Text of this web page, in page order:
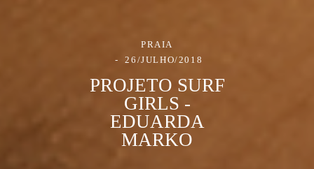
PRAIA
26/JULHO/2018
PROJETO SURF
GIRLS -
EDUARDA
MARKO